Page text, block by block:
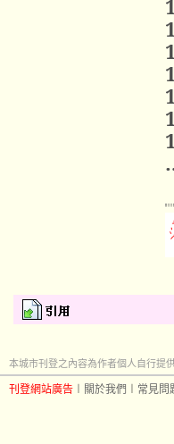
本城市刊登之內容為作者個人自行提
刊登網站廣告 關於我們 常見問